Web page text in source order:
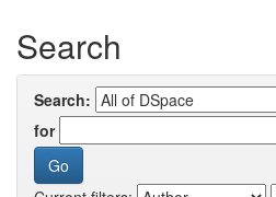
Search
Search:
for